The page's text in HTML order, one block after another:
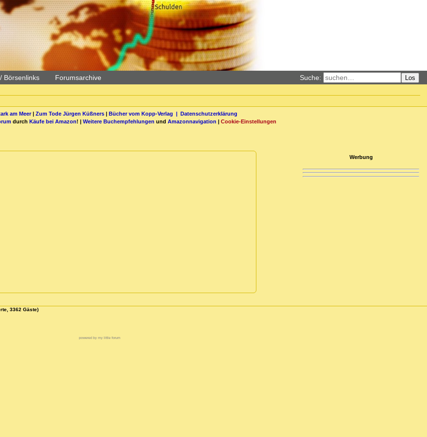
Börsenlinks Forumsarchive Suche: Los
am Meer| Zum Tode Jürgen Küßners| Bücher vom Kopp-Verlag | Datenschutzerklärung
durch Käufe bei Amazon! | Weitere Buchempfehlungen und Amazonnavigation | Cookie-Einstellungen
Werbung
3362 Gäste)
powered by my little forum